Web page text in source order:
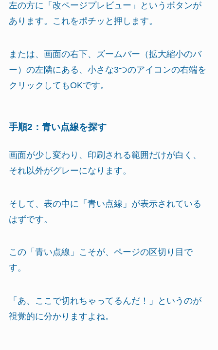
左の方に「改ページプレビュー」というボタンが
あります。これをポチッと押します。
または、画面の右下、ズームバー（拡大縮小のバ
ー）の左隣にある、小さな3つのアイコンの右端を
クリックしてもOKです。
手順2：青い点線を探す
画面が少し変わり、印刷される範囲だけが白く、
それ以外がグレーになります。
そして、表の中に「青い点線」が表示されている
はずです。
この「青い点線」こそが、ページの区切り目で
す。
「あ、ここで切れちゃってるんだ！」というのが
視覚的に分かりますよね。